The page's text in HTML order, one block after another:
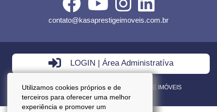
Utilizamos cookies próprios e de
terceiros para oferecer uma melhor
experiência e promover um
contato@kasaprestigeimoveis.com.br
LOGIN | Área Administratíva
VENDA - LOCAÇÃO - ADMINISTRAÇÃO DE IMÓVEIS